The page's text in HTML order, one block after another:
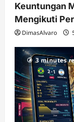
Keuntungan
Mengikuti
DimasAlvaro
3 minutes